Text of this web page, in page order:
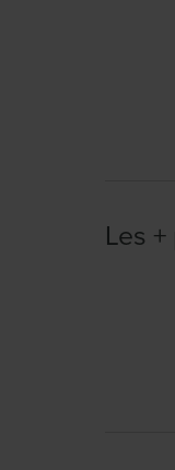
Les